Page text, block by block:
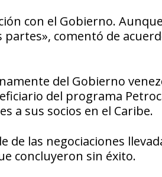
con el Gobierno.
comentó de
del Gobierno
del programa
a sus socios en el Caribe.
de las negociaciones
concluyeron sin éxito.